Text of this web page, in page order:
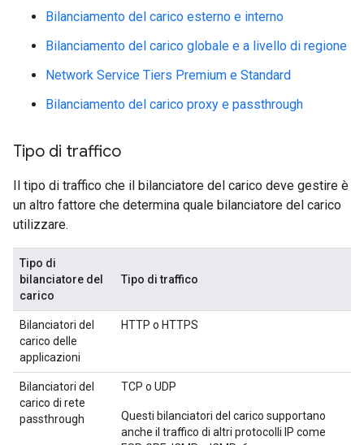
Bilanciamento del carico esterno e interno
Bilanciamento del carico globale e a livello di regione
Network Service Tiers Premium e Standard
Bilanciamento del carico proxy e passthrough
Tipo di traffico
Il tipo di traffico che il bilanciatore del carico deve gestire è
un altro fattore che determina quale bilanciatore del carico
utilizzare.
Tipo di
bilanciatore del
carico
Tipo di traffico
Bilanciatori del
carico delle
applicazioni
HTTP o HTTPS
Bilanciatori del
carico di rete
passthrough
TCP o UDP
Questi bilanciatori del carico supportano
anche il traffico di altri protocolli IP come